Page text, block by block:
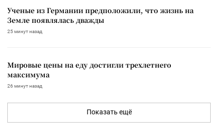
Ученые из Германии предположили, что жизнь на
Земле появлялась дважды
25 минут назад
Мировые цены на еду достигли трехлетнего
максимума
26 минут назад
Показать ещё